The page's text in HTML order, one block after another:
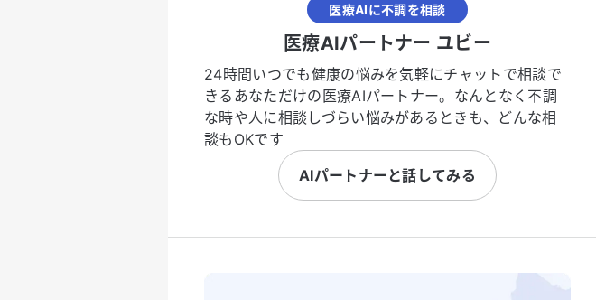
医療AIに不調を相談
医療AIパートナー ユビー
24時間いつでも健康の悩みを気軽にチャットで相談で
きるあなただけの医療AIパートナー。なんとなく不調
な時や人に相談しづらい悩みがあるときも、どんな相
談もOKです
AIパートナーと話してみる